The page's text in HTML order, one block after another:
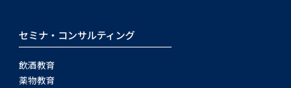
セミナ・コンサルティング
飲酒教育
薬物教育